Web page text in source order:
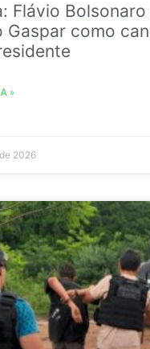
Flávio Bolsonaro
Gaspar como
»
2026